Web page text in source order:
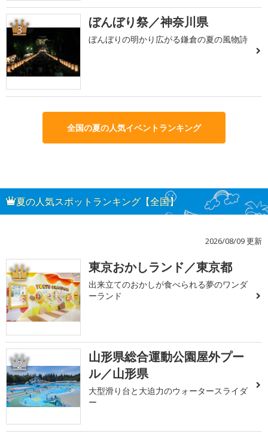
3 ぼんぼり祭／神奈川県
ぼんぼりの明かり広がる鎌倉の夏の風物詩
全国の夏の人気イベントランキング
夏の人気スポットランキング【全国】
2026/08/09 更新
1 東京おかしランド／東京都
出来立てのおかしが食べられる夢のワンダ
ーランド
2
山形県総合運動公園屋外プー
ル／山形県
大型滑り台と大迫力のウォータースライダ
ー